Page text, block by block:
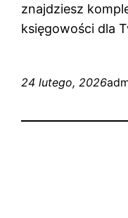
znajdziesz
księgowości dla
24 lutego, 2026